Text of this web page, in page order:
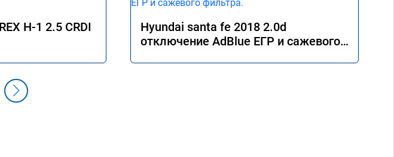
H-1 2.5 CRDI
Hyundai santa fe 2018 2.0d
отключение AdBlue ЕГР и сажевого